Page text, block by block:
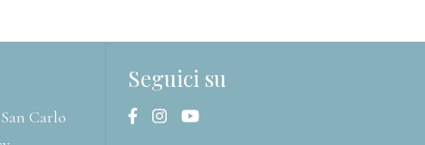
Carlo
Seguici su